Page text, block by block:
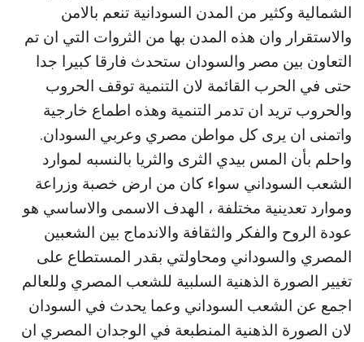
الشمالية وكثير من المدن السودانية تنعم بالامن
والاستقرار وان هذه المدن بها من الثروات التي ان تم
التعاون بين مصر والسودان ستحدث فارقا كبيرا جدا
حتى في الحرب القائمة لان التنمية توقف الحروب
والحروب تريد ان تدمر التنمية وهذه اطماع خارجية
واتمنى ان يرى كل مواطن مصري وعربي السودان.
واحلم بأن المس بيدي الثرى والثريا بالنسبه لموارد
الشعب السوداني سواء كان من ارض خصبة وزراعة
وموارد تعدينية مختلفة ، الهدف الاسمى والاساسي هو
عودة الروح والفكر والثقافة والاندماج بين الشعبين
المصري والسوداني ومحاولتي بقدر المستطاع على
تغيير الصورة الذهنية السلبية للشعب المصري وللعالم
اجمع عن الشعب السوداني وعما يحدث في السودان
لان الصورة الذهنية المنطبعة في الوجدان المصري ان